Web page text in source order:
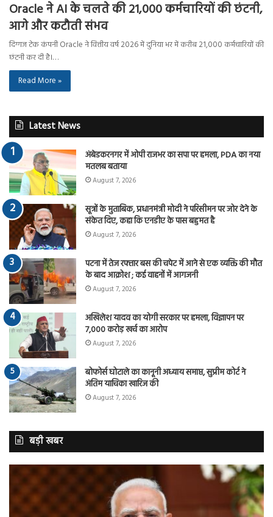
Oracle ने AI के चलते की 21,000 कर्मचारियों की छंटनी,
आगे और कटौती संभव
दिग्गज टेक कंपनी Oracle ने वित्तीय वर्ष 2026 में दुनिया भर में करीब 21,000 कर्मचारियों की
छंटनी कर दी है।…
Read More »
Latest News
अंबेडकरनगर में ओपी राजभर का सपा पर हमला, PDA का नया
मतलब बताया
August 7, 2026
सूत्रों के मुताबिक, प्रधानमंत्री मोदी ने परिसीमन पर जोर देने के
संकेत दिए, कहा कि एनडीए के पास बहुमत है
August 7, 2026
पटना में तेज रफ्तार बस की चपेट में आने से एक व्यक्ति की मौत
के बाद आक्रोश ; कई वाहनों में आगजनी
August 7, 2026
अखिलेश यादव का योगी सरकार पर हमला, विज्ञापन पर
7,000 करोड़ खर्च का आरोप
August 7, 2026
बोफोर्स घोटाले का कानूनी अध्याय समाप्त, सुप्रीम कोर्ट ने
अंतिम याचिका खारिज की
August 7, 2026
बड़ी खबर